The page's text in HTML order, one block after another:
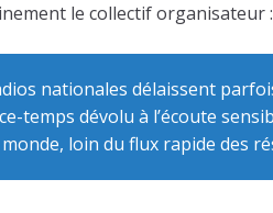
le collectif organisateur :
nationales délaissent
temps dévolu à l’écoute
loin du flux rapide des